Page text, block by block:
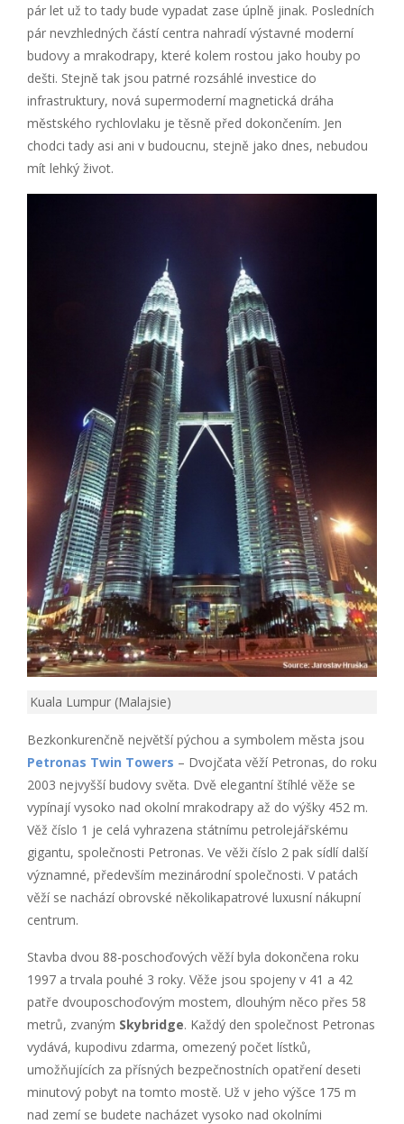
pár let už to tady bude vypadat zase úplně jinak. Posledních
pár nevzhledných částí centra nahradí výstavné moderní
budovy a mrakodrapy, které kolem rostou jako houby po
dešti. Stejně tak jsou patrné rozsáhlé investice do
infrastruktury, nová supermoderní magnetická dráha
městského rychlovlaku je těsně před dokončením. Jen
chodci tady asi ani v budoucnu, stejně jako dnes, nebudou
mít lehký život.
Kuala Lumpur (Malajsie)
Bezkonkurenčně největší pýchou a symbolem města jsou
Petronas Twin Towers – Dvojčata věží Petronas, do roku
2003 nejvyšší budovy světa. Dvě elegantní štíhlé věže se
vypínají vysoko nad okolní mrakodrapy až do výšky 452 m.
Věž číslo 1 je celá vyhrazena státnímu petrolejářskému
gigantu, společnosti Petronas. Ve věži číslo 2 pak sídlí další
významné, především mezinárodní společnosti. V patách
věží se nachází obrovské několikapatrové luxusní nákupní
centrum.
Stavba dvou 88-poschoďových věží byla dokončena roku
1997 a trvala pouhé 3 roky. Věže jsou spojeny v 41 a 42
patře dvouposchoďovým mostem, dlouhým něco přes 58
metrů, zvaným Skybridge. Každý den společnost Petronas
vydává, kupodivu zdarma, omezený počet lístků,
umožňujících za přísných bezpečnostních opatření deseti
minutový pobyt na tomto mostě. Už v jeho výšce 175 m
nad zemí se budete nacházet vysoko nad okolními